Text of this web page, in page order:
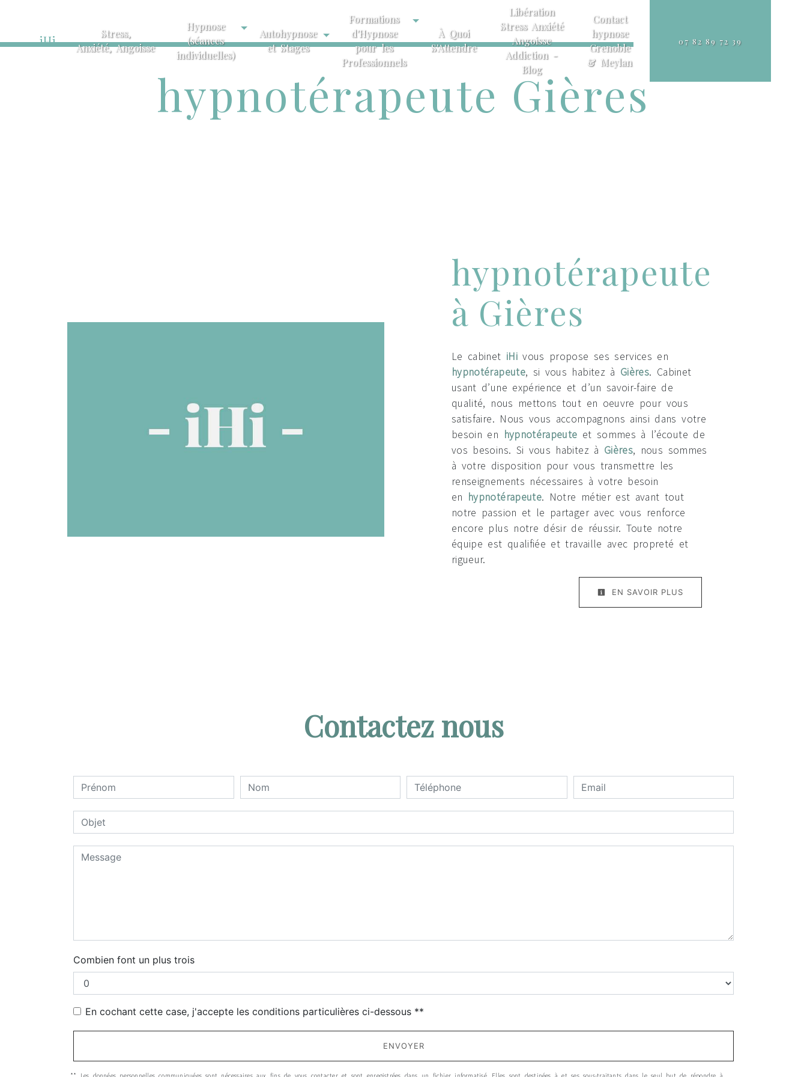
iHi
Stress,
Anxiété, Angoisse
Hypnose
(séances
individuelles)
Autohypnose
et Stages
Formations
d'Hypnose
pour les
Professionnels
À Quoi
S'Attendre
Libération
Stress Anxiété
Angoisse
Addiction -
Blog
Contact
hypnose
Grenoble
& Meylan
07 82 89 72 39
hypnotérapeute Gières
hypnotérapeute
à Gières
Le cabinet iHivous propose ses services en
hypnotérapeute, si vous habitez à Gières. Cabinet
usant d’une expérience et d’un savoir-faire de
qualité, nous mettons tout en oeuvre pour vous
satisfaire. Nous vous accompagnons ainsi dans votre
besoin en hypnotérapeute et sommes à l’écoute de
vos besoins. Si vous habitez à Gières, nous sommes
à votre disposition pour vous transmettre les
renseignements nécessaires à votre besoin
en hypnotérapeute. Notre métier est avant tout
notre passion et le partager avec vous renforce
encore plus notre désir de réussir. Toute notre
équipe est qualifiée et travaille avec propreté et
rigueur.
EN SAVOIR PLUS
Contactez nous
Combien font un plus trois
En cochant cette case, j'accepte les conditions particulières ci-dessous **
ENVOYER